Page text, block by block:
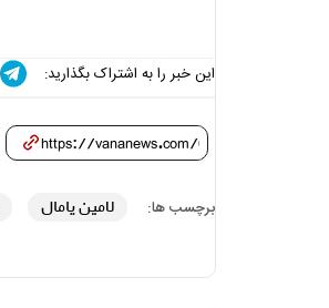
این خبر را به اشتراک بگذارید:
برچسب ها: لامین یامال